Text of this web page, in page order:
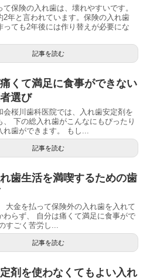
て保険の入れ歯は、壊れやすいです。
2年と言われています。保険の入れ歯
っても2年後には作り替えが必要にな
記事を読む
くて満足に食事ができない
選び
会桜川歯科医院では、入れ歯安定剤を
、 下の総入れ歯がこんなにもぴったり
れ歯ができます。 もし...
記事を読む
歯生活を満喫するための歯
大金を払って保険外の入れ歯を入れて
わらず、 自分は痛くて満足に食事がで
すごく苦労し...
記事を読む
剤を使わなくてもよい入れ